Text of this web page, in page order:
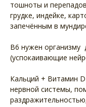
тошноты и
грудке, индейке,
запечённым в
B6 нужен организму
(успокаивающие
Кальций + Витамин
нервной системы,